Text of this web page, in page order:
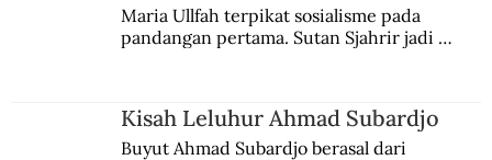
Kennedy dalam Sengketa Irian Barat
Maria Ullfah terpikat sosialisme pada
pandangan pertama. Sutan Sjahrir jadi
Kisah Leluhur Ahmad Subardjo
Buyut Ahmad Subardjo berasal dari